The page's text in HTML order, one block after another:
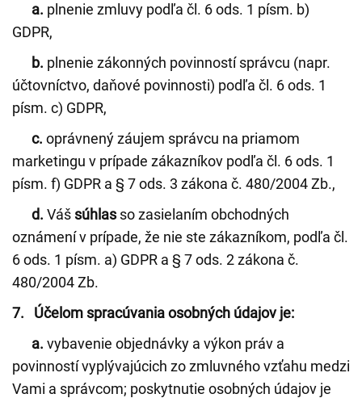
a. plnenie zmluvy podľa čl. 6 ods. 1 písm. b)
GDPR,
b. plnenie zákonných povinností správcu (napr.
účtovníctvo, daňové povinnosti) podľa čl. 6 ods. 1
písm. c) GDPR,
c. oprávnený záujem správcu na priamom
marketingu v prípade zákazníkov podľa čl. 6 ods. 1
písm. f) GDPR a § 7 ods. 3 zákona č. 480/2004 Zb.,
d. Vášsúhlasso zasielaním obchodných
oznámení v prípade, že nie ste zákazníkom, podľa čl.
6 ods. 1 písm. a) GDPR a § 7 ods. 2 zákona č.
480/2004 Zb.
7. Účelom spracúvania osobných údajov je:
a. vybavenie objednávky a výkon práv a
povinností vyplývajúcich zo zmluvného vzťahu medzi
Vami a správcom; poskytnutie osobných údajov je